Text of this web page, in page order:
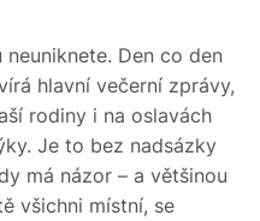
neuniknete. Den co den
hlavní večerní zprávy,
rodiny i na oslavách
Je to bez nadsázky
má názor – a většinou
všichni místní, se